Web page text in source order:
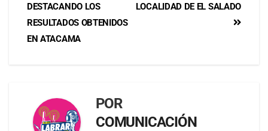
LOCALIDAD DE EL SALADO
DESTACANDO LOS
RESULTADOS OBTENIDOS
EN ATACAMA
POR
COMUNICACIÓN